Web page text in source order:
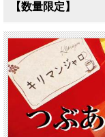
【数量限定】